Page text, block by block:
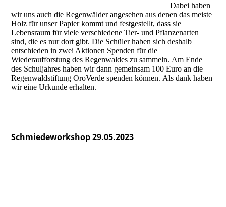
das Papier auf dem wir täglich schreiben, kommt.Dabei haben
wir uns auch die Regenwälder angesehen aus denen das meiste
Holz für unser Papier kommt und festgestellt, dass sie
Lebensraum für viele verschiedene Tier- und Pflanzenarten
sind, die es nur dort gibt.Die Schüler haben sich deshalb
entschieden in zwei Aktionen Spenden für die
Wiederaufforstung des Regenwaldes zu sammeln. Am Ende
des Schuljahres haben wir dann gemeinsam 100 Euro an die
Regenwaldstiftung OroVerde spenden können. Als dank haben
wir eine Urkunde erhalten.
Schmiedeworkshop 29.05.2023